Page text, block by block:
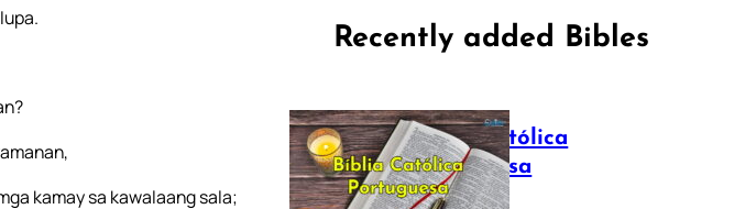
kamay sa kawalaang sala;
Recently added Bibles
Bíblia Católica
Portuguesa